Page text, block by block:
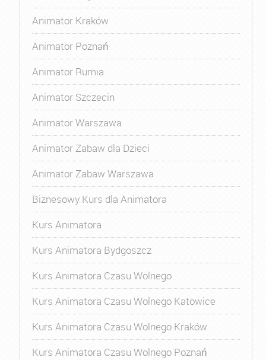
Animator Kraków
Animator Poznań
Animator Rumia
Animator Szczecin
Animator Warszawa
Animator Zabaw dla Dzieci
Animator Zabaw Warszawa
Biznesowy Kurs dla Animatora
Kurs Animatora
Kurs Animatora Bydgoszcz
Kurs Animatora Czasu Wolnego
Kurs Animatora Czasu Wolnego Katowice
Kurs Animatora Czasu Wolnego Kraków
Kurs Animatora Czasu Wolnego Poznań